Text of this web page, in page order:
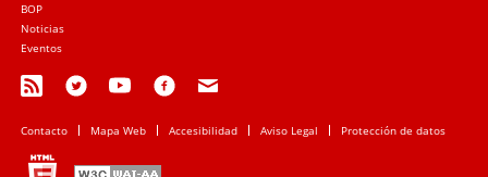
BOP
Noticias
Eventos
Contacto Mapa Web Accesibilidad Aviso Legal Protección de datos